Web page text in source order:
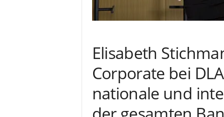
Elisabeth
Corporate bei
nationale und